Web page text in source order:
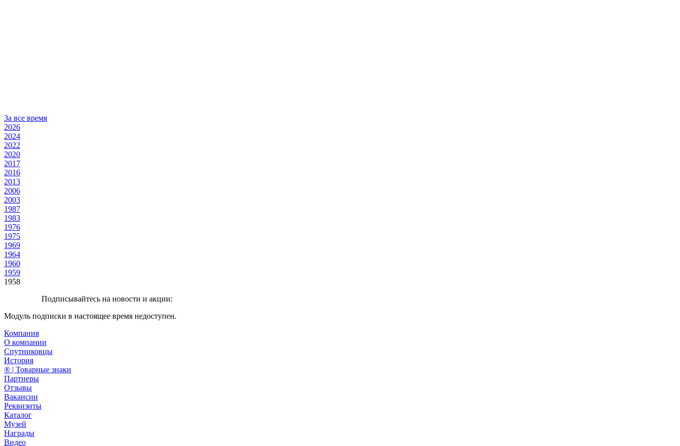
За все время
2026
2024
2022
2020
2017
2016
2013
2006
2003
1987
1983
1976
1975
1969
1964
1960
1959
1958
Подписывайтесь на новости и акции:
Модуль подписки в настоящее время недоступен.
Компания
О компании
Спутниковцы
История
® | Товарные знаки
Партнеры
Отзывы
Вакансии
Реквизиты
Каталог
Музей
Награды
Видео